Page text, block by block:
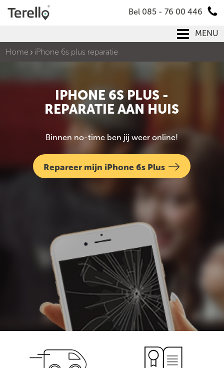
Bel 085 - 76 00 446
MENU
Home
iPhone 6s plus reparatie
IPHONE 6S PLUS -
REPARATIE AAN HUIS
Binnen no-time ben jij weer online!
Repareer mijn iPhone 6s Plus